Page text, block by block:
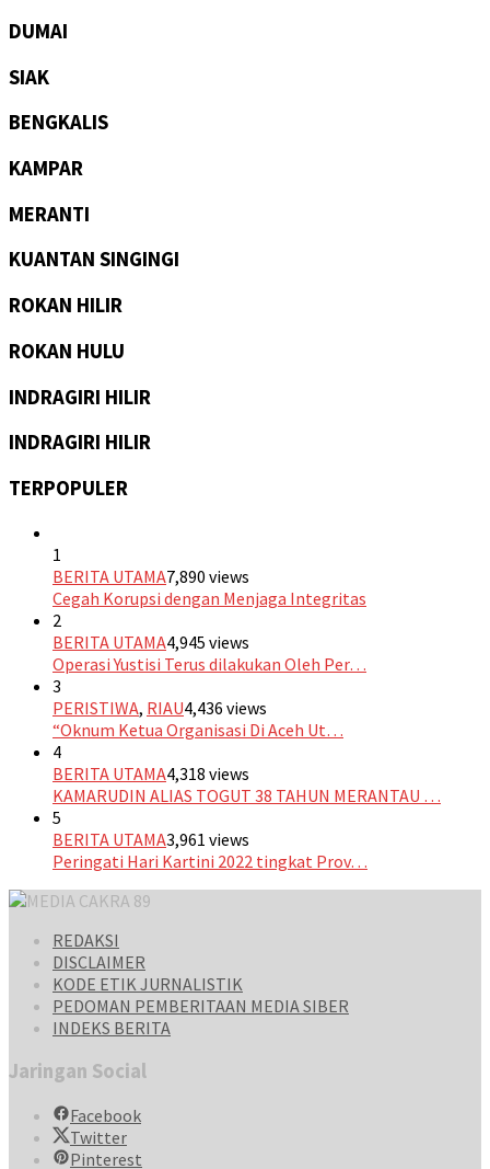
DUMAI
SIAK
BENGKALIS
KAMPAR
MERANTI
KUANTAN SINGINGI
ROKAN HILIR
ROKAN HULU
INDRAGIRI HILIR
INDRAGIRI HILIR
TERPOPULER
1
BERITA UTAMA7,890 views
Cegah Korupsi dengan Menjaga Integritas
2
BERITA UTAMA4,945 views
Operasi Yustisi Terus dilakukan Oleh Per…
3
PERISTIWA, RIAU4,436 views
“Oknum Ketua Organisasi Di Aceh Ut…
4
BERITA UTAMA4,318 views
KAMARUDIN ALIAS TOGUT 38 TAHUN MERANTAU …
5
BERITA UTAMA3,961 views
Peringati Hari Kartini 2022 tingkat Prov…
REDAKSI
DISCLAIMER
KODE ETIK JURNALISTIK
PEDOMAN PEMBERITAAN MEDIA SIBER
INDEKS BERITA
Jaringan Social
Facebook
Twitter
Pinterest